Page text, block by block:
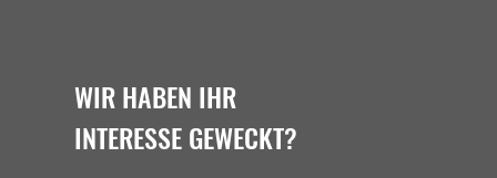
WIR HABEN IHR
INTERESSE GEWECKT?